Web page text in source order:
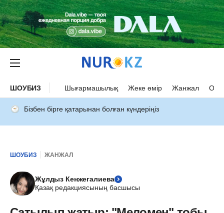
ШОУБИЗ Шығармашылық Жеке өмір Жанжал
Бізбен бірге қатарынан болған күндеріңіз
ШОУБИЗ ЖАНЖАЛ
Жұлдыз Кенжегалиева
Қазақ редакциясының басшысы